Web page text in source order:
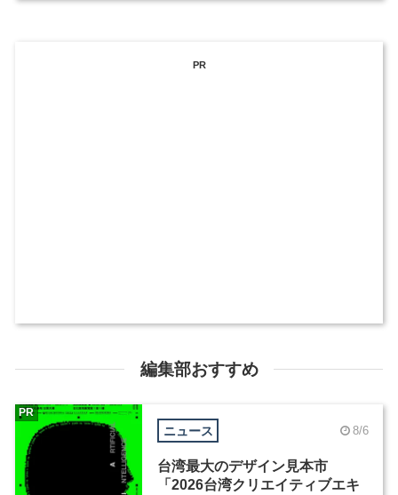
PR
編集部おすすめ
ニュース 8/6
台湾最大のデザイン見本市
「2026台湾クリエイティブエキ
PR